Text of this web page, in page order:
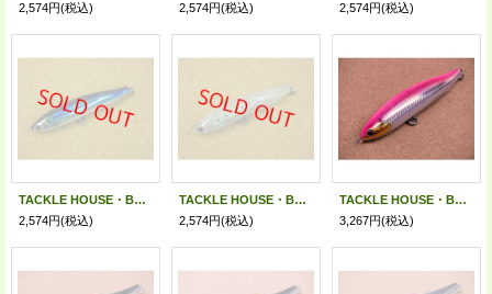
2,574円(税込)
2,574円(税込)
2,574円(税込)
TACKLE HOUSE・BRITT. CBP145SW/トビウオ
2,574円(税込)
TACKLE HOUSE・BRITT. CBP145SW/ドット
2,574円(税込)
TACKLE HOUSE・BRITT. CBP170SW/03 ピンクバック
3,267円(税込)